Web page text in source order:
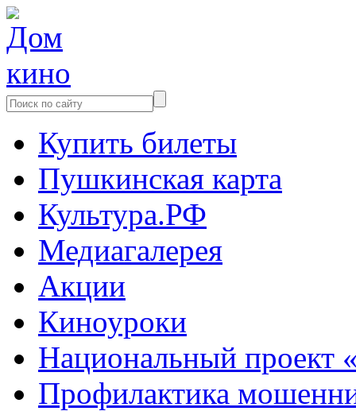
Купить билеты
Пушкинская карта
Культура.РФ
Медиагалерея
Акции
Киноуроки
Национальный проект
Профилактика